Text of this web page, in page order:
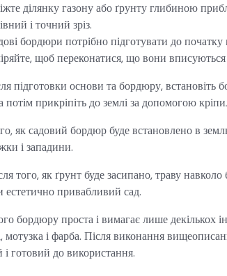
ділянку газону або ґрунту глибиною
і точний зріз.
бордюри потрібно підготувати до початку
щоб переконатися, що вони
підготовки основи та бордюру, встановіть
потім прикріпіть до землі за допомогою
як садовий бордюр буде встановлено в
і западини.
того, як ґрунт буде засипано, траву
естетично привабливий сад.
бордюру проста і вимагає лише декількох
мотузка і фарба. Після виконання
готовий до використання.